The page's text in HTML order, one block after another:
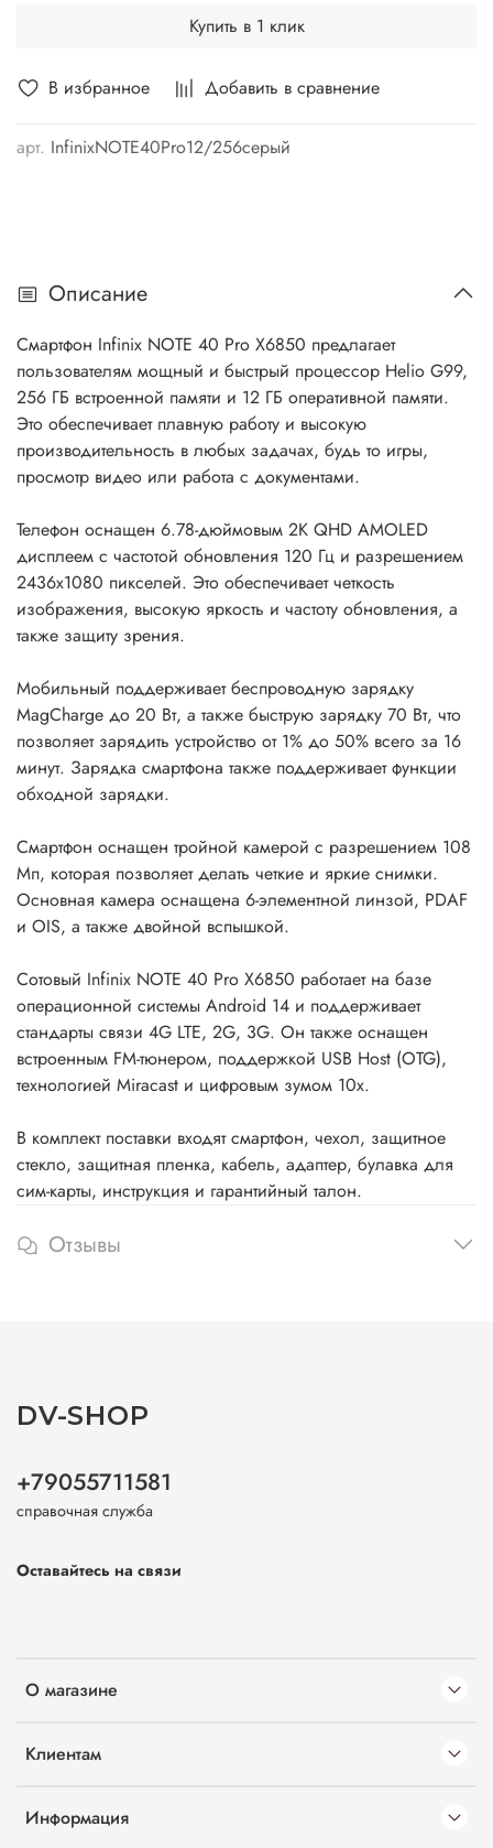
В избранное Добавить в сравнение
арт. InfinixNOTE40Pro12/256серый
Купить в 1 клик
Описание
Смартфон Infinix NOTE 40 Pro X6850 предлагает
пользователям мощный и быстрый процессор Helio G99,
256 ГБ встроенной памяти и 12 ГБ оперативной памяти.
Это обеспечивает плавную работу и высокую
производительность в любых задачах, будь то игры,
просмотр видео или работа с документами.
Телефон оснащен 6.78-дюймовым 2K QHD AMOLED
дисплеем с частотой обновления 120 Гц и разрешением
2436x1080 пикселей. Это обеспечивает четкость
изображения, высокую яркость и частоту обновления, а
также защиту зрения.
Мобильный поддерживает беспроводную зарядку
MagCharge до 20 Вт, а также быструю зарядку 70 Вт, что
позволяет зарядить устройство от 1% до 50% всего за 16
минут. Зарядка смартфона также поддерживает функции
обходной зарядки.
Смартфон оснащен тройной камерой с разрешением 108
Мп, которая позволяет делать четкие и яркие снимки.
Основная камера оснащена 6-элементной линзой, PDAF
и OIS, а также двойной вспышкой.
Сотовый Infinix NOTE 40 Pro X6850 работает на базе
операционной системы Android 14 и поддерживает
стандарты связи 4G LTE, 2G, 3G. Он также оснащен
встроенным FM-тюнером, поддержкой USB Host (OTG),
технологией Miracast и цифровым зумом 10x.
В комплект поставки входят смартфон, чехол, защитное
стекло, защитная пленка, кабель, адаптер, булавка для
сим-карты, инструкция и гарантийный талон.
Отзывы
О магазине
Клиентам
Информация
DV-SHOP
+79055711581
справочная служба
Оставайтесь на связи